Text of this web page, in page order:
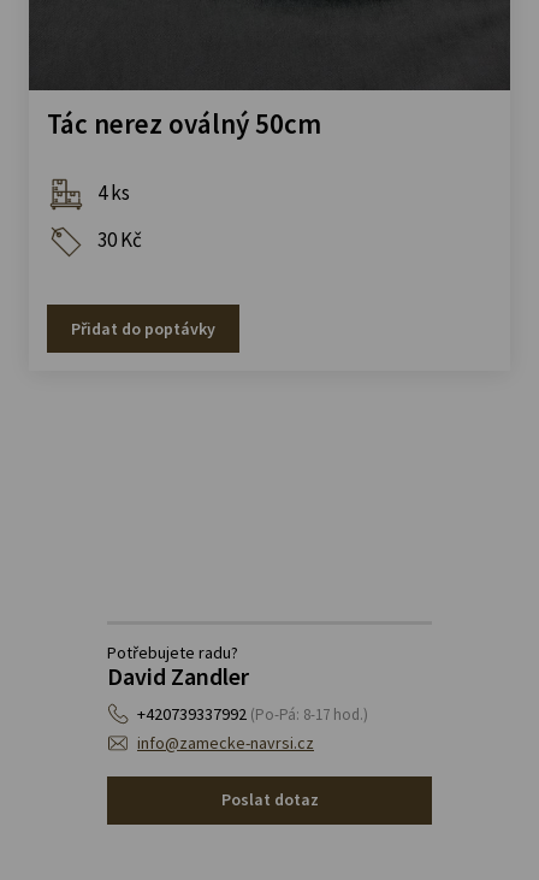
Tác nerez oválný 50cm
4 ks
30 Kč
Přidat do poptávky
Potřebujete radu?
David Zandler
+420739337992 (Po-Pá: 8-17 hod.)
info@zamecke-navrsi.cz
Poslat dotaz